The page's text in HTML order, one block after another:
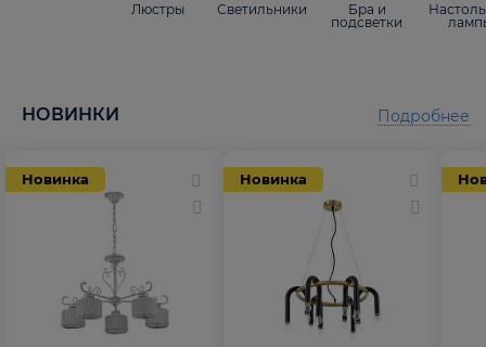
Люстры Светильники
Бра и
подсветки
НОВИНКИ
Новинка Новинка
Подробнее